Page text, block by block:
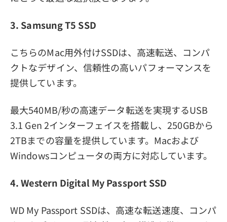
3. Samsung T5 SSD
こちらのMac用外付けSSDは、高速転送、コンパ
クトなデザイン、信頼性の高いパフォーマンスを
提供しています。
最大540MB/秒の高速データ転送を実現するUSB
3.1 Gen 2インターフェイスを搭載し、250GBから
2TBまでの容量を提供しています。Macおよび
Windowsコンピュータの両方に対応しています。
4. Western Digital My Passport SSD
WD My Passport SSDは、高速な転送速度、コンパ